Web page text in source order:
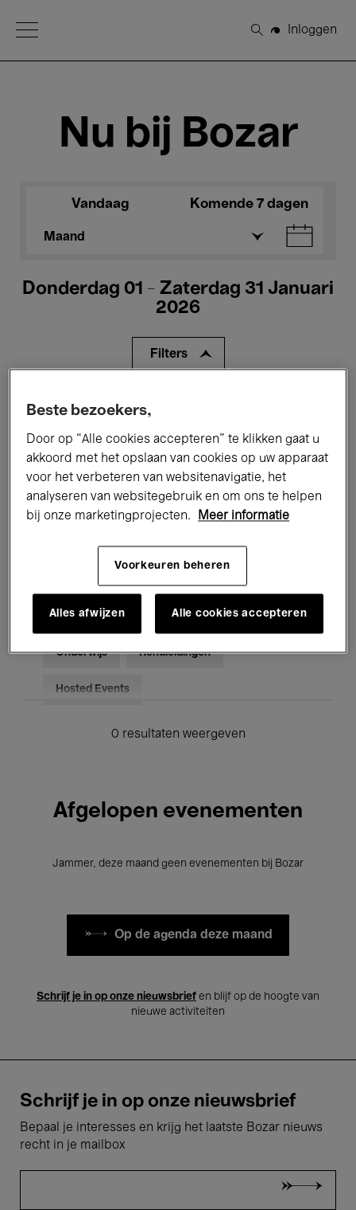
Open Menu
Zoeken
Inloggen
Nu bij Bozar
Vandaag Komende 7 dagen
Maand
Donderdag 01 - Zaterdag 31 Januari
2026
Filters
Alle evenementen
Tentoonstellingen Films
Performances Lezingen & Debatten
Jazz Klassieke Muziek Global Music
Voor iedereen Kids’ Palace
Onderwijs Rondleidingen
Hosted Events
0 resultaten weergeven
Afgelopen evenementen
Jammer, deze maand geen evenementen bij Bozar
Op de agenda deze maand
Schrijf je in op onze nieuwsbrief en blijf op de hoogte van
nieuwe activiteiten
Schrijf je in op onze nieuwsbrief
Bepaal je interesses en krijg het laatste Bozar nieuws
recht in je mailbox
Beste bezoekers,
Door op “Alle cookies accepteren” te klikken gaat u
akkoord met het opslaan van cookies op uw apparaat
voor het verbeteren van websitenavigatie, het
analyseren van websitegebruik en om ons te helpen
bij onze marketingprojecten.
Meer informatie
Voorkeuren beheren
Alles afwijzen Alle cookies accepteren